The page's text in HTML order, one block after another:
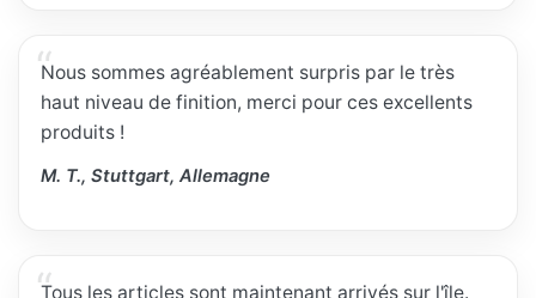
Nous sommes agréablement surpris par le très
haut niveau de finition, merci pour ces excellents
produits !
M. T., Stuttgart, Allemagne
Tous les articles sont maintenant arrivés sur l'île.